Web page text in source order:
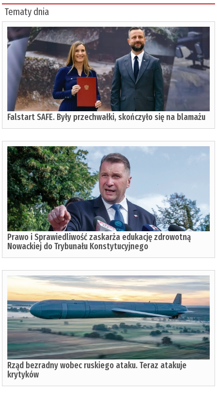
Tematy dnia
Falstart SAFE. Były przechwałki, skończyło się na blamażu
Prawo i Sprawiedliwość zaskarża edukację zdrowotną
Nowackiej do Trybunału Konstytucyjnego
Rząd bezradny wobec ruskiego ataku. Teraz atakuje
krytyków